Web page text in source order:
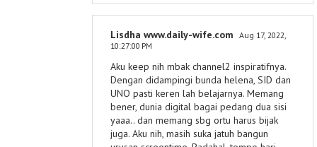
Lisdha www.daily-wife.com Aug 17, 2022,
10:27:00 PM
Aku keep nih mbak channel2 inspiratifnya.
Dengan didampingi bunda helena, SID dan
UNO pasti keren lah belajarnya. Memang
bener, dunia digital bagai pedang dua sisi
yaaa.. dan memang sbg ortu harus bijak
juga. Aku nih, masih suka jatuh bangun